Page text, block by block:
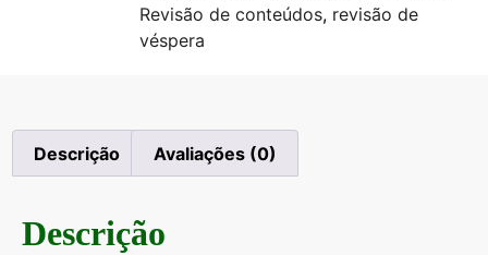
Revisão de conteúdos, revisão de
véspera
Descrição Avaliações (0)
Descrição